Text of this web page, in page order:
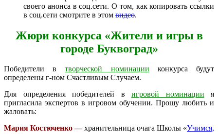
своего анонса в соц.сети. О том, как копировать ссылки
в соц.сети смотрите в этом видео.
Жюри конкурса «Жители и игры в
городе Буквоград»
Победители втворческой номинации конкурса будут
определены г-ном Счастливым Случаем.
Для определения победителей в игровой номинации я
пригласила экспертов в игровом обучении. Прошу любить и
жаловать:
Мария Костюченко —хранительница очага Школы «Учимся,